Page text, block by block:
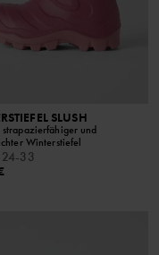
SLUSH
strapazierfähiger und
Winterstiefel
24-33